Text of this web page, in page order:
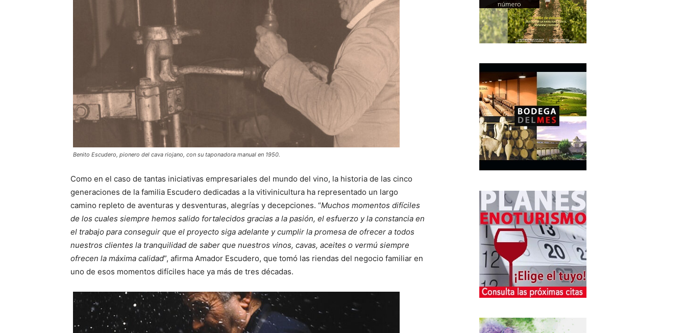
Benito Escudero, pionero del cava riojano, con su taponadora manual en 1950.
Como en el caso de tantas iniciativas empresariales del mundo del vino, la historia de las cinco
generaciones de la familia Escudero dedicadas a la vitivinicultura ha representado un largo
camino repleto de aventuras y desventuras, alegrías y decepciones. “Muchos momentos difíciles
de los cuales siempre hemos salido fortalecidos gracias a la pasión, el esfuerzo y la constancia en
el trabajo para conseguir que el proyecto siga adelante y cumplir la promesa de ofrecer a todos
nuestros clientes la tranquilidad de saber que nuestros vinos, cavas, aceites o vermú siempre
ofrecen la máxima calidad”, afirma Amador Escudero, que tomó las riendas del negocio familiar en
uno de esos momentos difíciles hace ya más de tres décadas.